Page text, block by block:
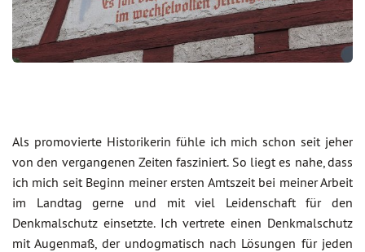
Als promovierte Historikerin fühle ich mich schon seit jeher
von den vergangenen Zeiten fasziniert. So liegt es nahe, dass
ich mich seit Beginn meiner ersten Amtszeit bei meiner Arbeit
im Landtag gerne und mit viel Leidenschaft für den
Denkmalschutz einsetzte. Ich vertrete einen Denkmalschutz
mit Augenmaß, der undogmatisch nach Lösungen für jeden